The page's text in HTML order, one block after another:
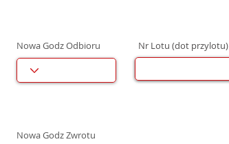
Nowa Godz Odbioru Nr Lotu (dot przylotu)
Nowa Godz Zwrotu